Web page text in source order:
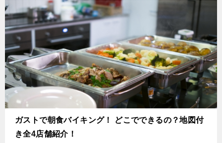
ガストで朝食バイキング！ どこでできるの？地図付
き全4店舗紹介！